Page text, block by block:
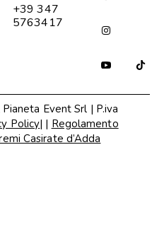
+39 347
5763417
Event Srl | P.iva
Policy| | Regolamento
Casirate d’Adda